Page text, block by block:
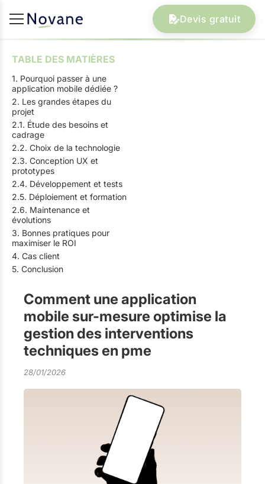
Devis gratuit
TABLE DES MATIÈRES
1. Pourquoi passer à une
application mobile dédiée ?
2. Les grandes étapes du
projet
2.1. Étude des besoins et
cadrage
2.2. Choix de la technologie
2.3. Conception UX et
prototypes
2.4. Développement et tests
2.5. Déploiement et formation
2.6. Maintenance et
évolutions
3. Bonnes pratiques pour
maximiser le ROI
4. Cas client
5. Conclusion
Comment une application
mobile sur-mesure optimise la
gestion des interventions
techniques en pme
28/01/2026